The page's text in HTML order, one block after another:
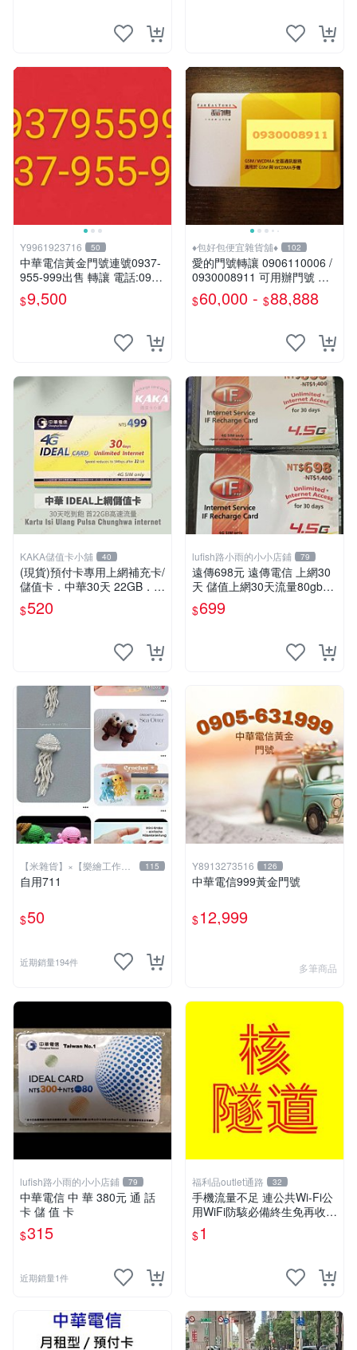
Y9961923716 50
中華電信黃金門號連號0937-
955-999出售 轉讓 電話:0973
-508-925
$9,500
♦包好包便宜雜貨舖♦ 102
愛的門號轉讓 0906110006 /
0930008911 可用辦門號 數
字磁場門號 相伴一生的好門
號 需過戶無合約
$60,000 - $88,888
KAKA儲值卡小舖 40
(現貨)預付卡專用上網補充卡/
儲值卡．中華30天 22GB．上
網吃到飽．如意卡 IDEAL499
[KAKA儲值卡小舖]
$520
lufish路小雨的小小店鋪 79
遠傳698元 遠傳電信 上網30
天 儲值上網30天流量80gb超
量降速5mbps 本國人可儲值 I
F698
$699
【米雜貨】×【樂繪工作
坊】
115
自用711
$50
近期銷量194件
Y8913273516 126
中華電信999黃金門號
$12,999
多筆商品
lufish路小雨的小小店鋪 79
中華電信 中 華 380元 通 話
卡 儲 值 卡
$315
近期銷量1件
福利品outlet通路 32
手機流量不足 連公共Wi-Fi公
用WiFi防駭必備終生免再收費
VPN server私有雲核隧道
$1